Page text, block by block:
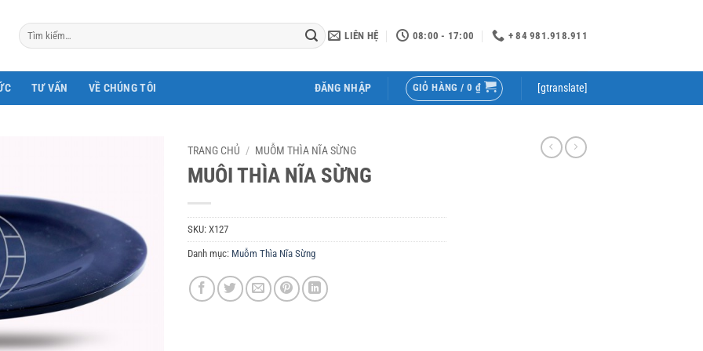
Tìm
kiếm:
LIÊN HỆ 08:00 - 17:00 + 84 981.918.911
TƯ VẤN VỀ CHÚNG TÔI ĐĂNG NHẬP GIỎ HÀNG / 0 ₫ [gtranslate]
TRANG CHỦ / MUỖM THÌA NĨA SỪNG
MUÔI THÌA NĨA SỪNG
SKU: X127
Danh mục: Muỗm Thìa Nĩa Sừng